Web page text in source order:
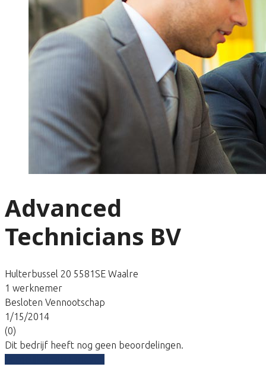
Advanced
Technicians BV
Hulterbussel 20 5581SE Waalre
1 werknemer
Besloten Vennootschap
1/15/2014
(0)
Dit bedrijf heeft nog geen beoordelingen.